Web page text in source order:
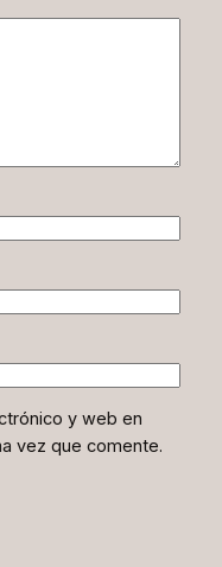
y web en
vez que comente.